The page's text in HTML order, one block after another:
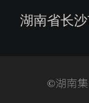
湖南省长
©湖南